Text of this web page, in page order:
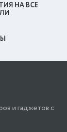
НА ВСЕ
и гаджетов с